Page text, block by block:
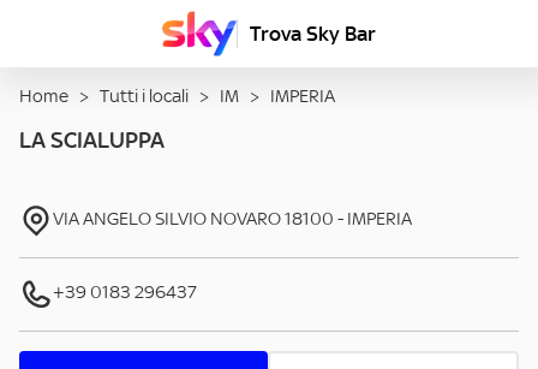
Trova Sky Bar
Home > Tutti i locali > IM > IMPERIA
LA SCIALUPPA
VIA ANGELO SILVIO NOVARO18100 - IMPERIA
+39 0183 296437